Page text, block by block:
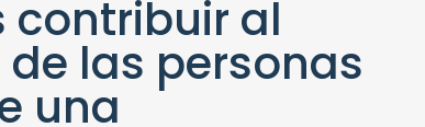
contribuir al
las personas
una